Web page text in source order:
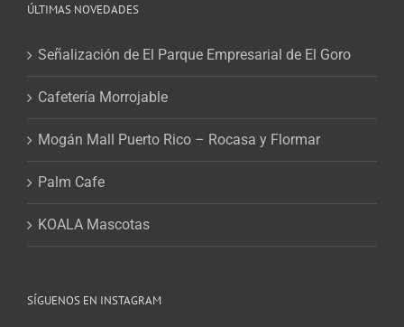
ÚLTIMAS NOVEDADES
Señalización de El Parque Empresarial de El Goro
Cafetería Morrojable
Mogán Mall Puerto Rico – Rocasa y Flormar
Palm Cafe
KOALA Mascotas
SÍGUENOS EN INSTAGRAM